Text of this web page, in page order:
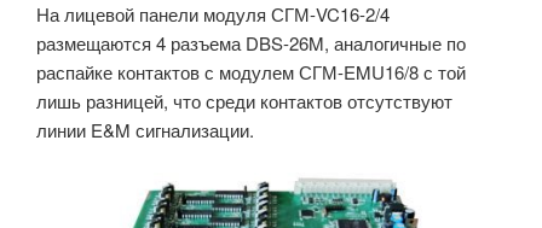
На лицевой панели модуля СГМ-VC16-2/4
размещаются 4 разъема DBS-26M, аналогичные по
распайке контактов с модулем СГМ-EMU16/8 с той
лишь разницей, что среди контактов отсутствуют
линии E&M сигнализации.